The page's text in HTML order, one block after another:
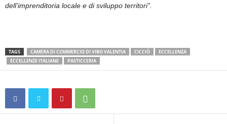
dell’imprenditoria locale e di sviluppo territori”.
TAGS CAMERA DI COMMERCIO DI VIBO VALENTIA CICCIÒ
ECCELLENZA
ECCELLENZE ITALIANE
PASTICCERIA